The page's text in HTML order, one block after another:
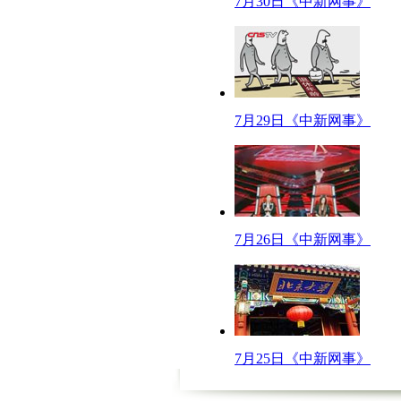
采访中我们发现，暑假活动虽然丰富多彩，可最热门的还要数“培训班”。
4、王女士儿子五年级 7月10日至20日补课补语文数学每节课80元共800 其
6、有一对正在上小学的双胞胎女儿，暑期除了上一些英语等课外班，还有
就是这段时间，趁着我们补习停的这段时间，就我们出去放放假，然后八
千，多则上万，这样的花销让不少家长大呼：暑期经济，伤不起啊！
【口播】暑期经济到底“经济”了谁？每个商家心知肚明，只是咱学生和家
(开场：)鹦鹉考官：考试啦！！考试啦！！赶快走进新闻大考场！！并严
7月29日《中新网事》
7月26日《中新网事》
7月25日《中新网事》